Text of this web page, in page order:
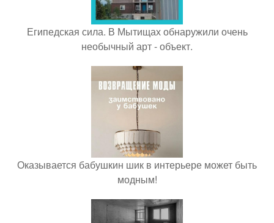
Египедская сила. В Мытищах обнаружили очень
необычный арт - объект.
Оказывается бабушкин шик в интерьере может быть
модным!